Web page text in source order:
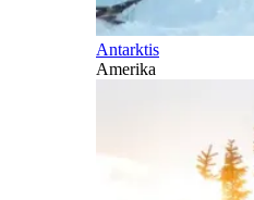
Antarktis
Amerika